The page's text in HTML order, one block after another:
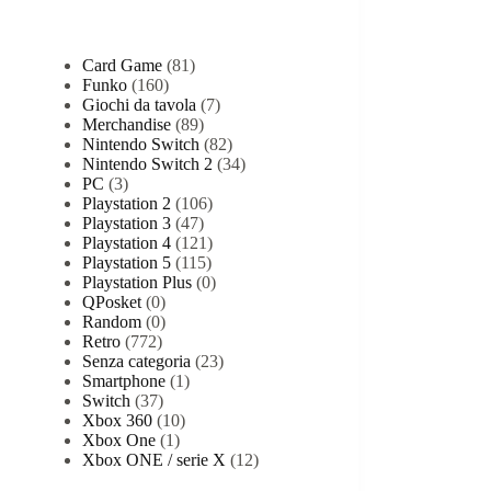
Card Game (81)
Funko (160)
Giochi da tavola (7)
Merchandise (89)
Nintendo Switch (82)
Nintendo Switch 2 (34)
PC (3)
Playstation 2 (106)
Playstation 3 (47)
Playstation 4 (121)
Playstation 5 (115)
Playstation Plus (0)
QPosket (0)
Random (0)
Retro (772)
Senza categoria (23)
Smartphone (1)
Switch (37)
Xbox 360 (10)
Xbox One (1)
Xbox ONE / serie X (12)